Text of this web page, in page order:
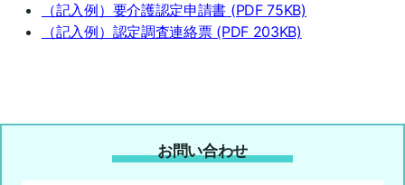
（記入例）要介護認定申請書 (PDF 75KB)
（記入例）認定調査連絡票(PDF 203KB)
お問い合わせ